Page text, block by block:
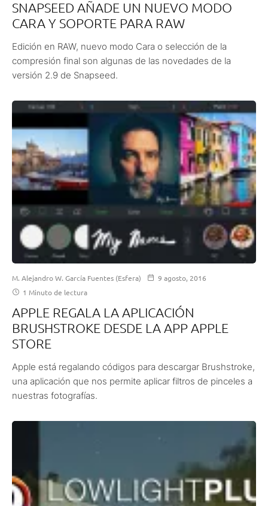
SNAPSEED AÑADE UN NUEVO MODO
CARA Y SOPORTE PARA RAW
Edición en RAW, nuevo modo Cara o selección de la
compresión final son algunas de las novedades de la
versión 2.9 de Snapseed.
M. Alejandro W. García Fuentes (Esfera)
9 agosto, 2016
1 Minuto de lectura
APPLE REGALA LA APLICACIÓN
BRUSHSTROKE DESDE LA APP APPLE
STORE
Apple está regalando códigos para descargar Brushstroke,
una aplicación que nos permite aplicar filtros de pinceles a
nuestras fotografías.